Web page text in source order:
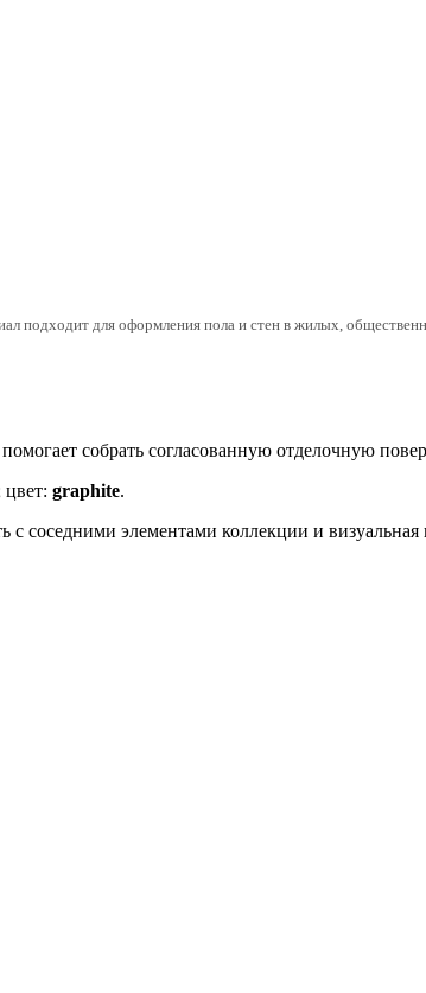
для оформления пола и стен в жилых,
собрать согласованную отделочную
цвет: graphite.
с соседними элементами коллекции и визуальная